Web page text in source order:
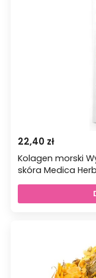
22,40 zł
Kolagen morski
skóra Medica